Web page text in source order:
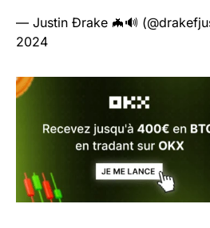
— Justin Ðrake 🦇🔊
2024